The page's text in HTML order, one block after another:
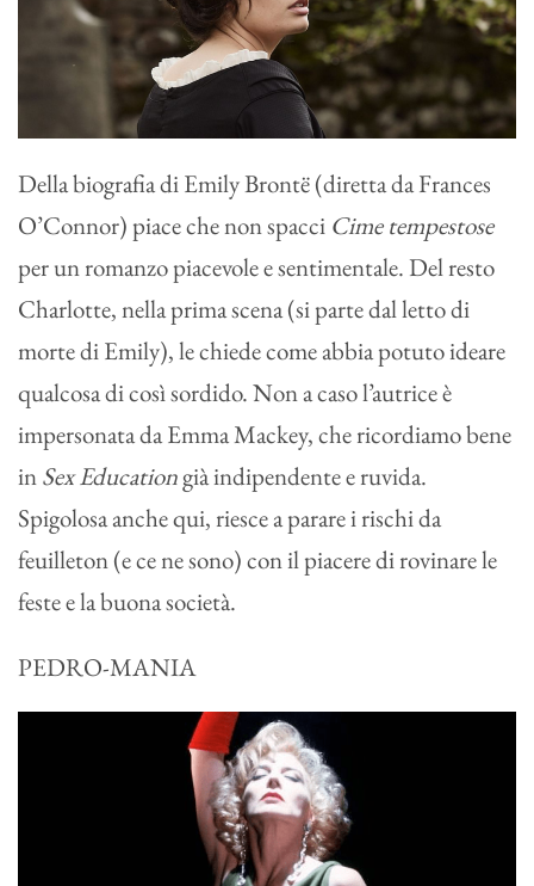
Della biografia di Emily Brontë (diretta da Frances
O’Connor) piace che non spacci Cime tempestose
per un romanzo piacevole e sentimentale. Del resto
Charlotte, nella prima scena (si parte dal letto di
morte di Emily), le chiede come abbia potuto ideare
qualcosa di così sordido. Non a caso l’autrice è
impersonata da Emma Mackey, che ricordiamo bene
inSex Educationgià indipendente e ruvida.
Spigolosa anche qui, riesce a parare i rischi da
feuilleton (e ce ne sono) con il piacere di rovinare le
feste e la buona società.
PEDRO-MANIA